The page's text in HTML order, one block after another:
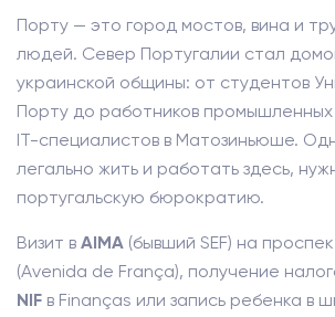
Порту — это город мостов, вина и
людей. Север Португалии стал
украинской общины: от студентов
Порту до работников
IT-специалистов в Матозиньюше.
легально жить и работать здесь,
португальскую бюрократию.
Визит в AIMA (бывший SEF) на
(Avenida de França), получение
NIF в Finanças или запись ребенка в